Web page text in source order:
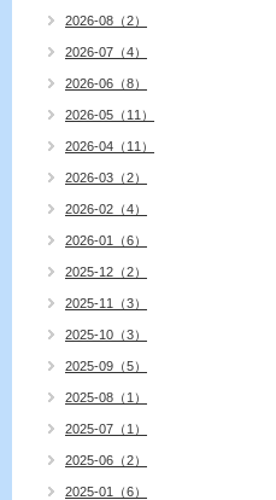
2026-08（2）
2026-07（4）
2026-06（8）
2026-05（11）
2026-04（11）
2026-03（2）
2026-02（4）
2026-01（6）
2025-12（2）
2025-11（3）
2025-10（3）
2025-09（5）
2025-08（1）
2025-07（1）
2025-06（2）
2025-01（6）